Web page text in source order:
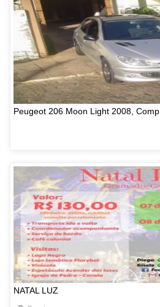
Peugeot 206 Moon Light 2008, Comp
NATAL LUZ